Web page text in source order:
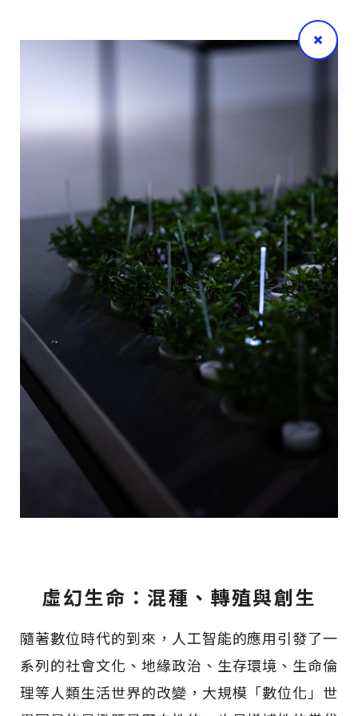
虛幻生命：混種、轉殖與創生
隨著數位時代的到來，人工智能的應用引發了一
系列的社會文化、地緣政治、生存環境、生命倫
理等人類生活世界的改變，大規模「數位化」世